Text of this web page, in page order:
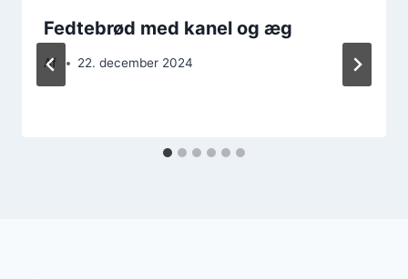
Fedtebrød med kanel og æg
Af 22. december 2024